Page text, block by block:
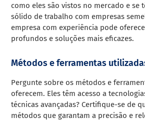
como eles são vistos no mercado e se
sólido de trabalho com empresas
empresa com experiência pode
profundos e soluções mais eficazes.
Métodos eferramentas utilizada
Pergunte sobre os métodos e
oferecem. Eles têm acesso a
técnicas avançadas? Certifique-se de
métodos que garantam a precisão e